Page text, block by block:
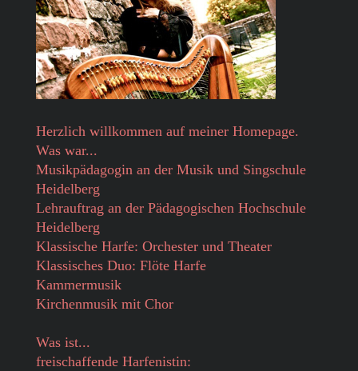
Herzlich willkommen auf meiner Homepage.
Was war...
Musikpädagogin an der Musik und Singschule
Heidelberg
Lehrauftrag an der Pädagogischen Hochschule
Heidelberg
Klassische Harfe: Orchester und Theater
Klassisches Duo: Flöte Harfe
Kammermusik
Kirchenmusik mit Chor
Was ist...
freischaffende Harfenistin: